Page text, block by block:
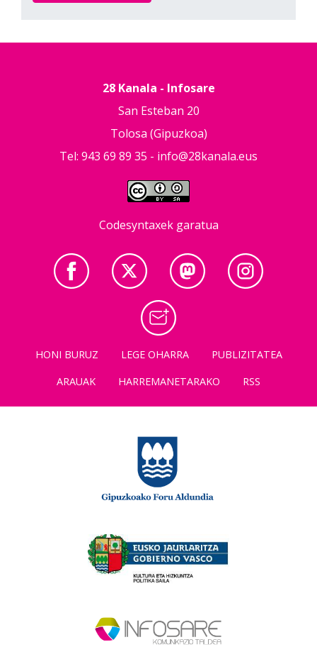
28 Kanala - Infosare
San Esteban 20
Tolosa (Gipuzkoa)
Tel: 943 69 89 35 - info@28kanala.eus
Codesyntaxek garatua
HONI BURUZ LEGE OHARRA
PUBLIZITATEA
ARAUAK
HARREMANETARAKO RSS